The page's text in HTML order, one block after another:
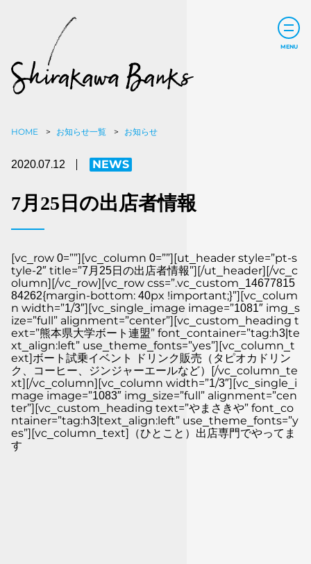
HOME お知らせ一覧 お知らせ
2020.07.12 NEWS
7月25日の出店者情報
[vc_row 0=””][vc_column 0=””][ut_header style=”pt-s
tyle-2″ title=”7月25日の出店者情報”][/ut_header][/vc_c
olumn][/vc_row][vc_row css=”.vc_custom_14677815
84262{margin-bottom: 40px !important;}”][vc_colum
n width=”1/3″][vc_single_image image=”1081″ img_s
ize=”full” alignment=”center”][vc_custom_heading t
ext=”熊本県大学ボート連盟” font_container=”tag:h3|te
xt_align:left” use_theme_fonts=”yes”][vc_column_t
ext]ボート試乗イベント ドリンク販売（タピオカドリン
ク、コーヒー、ジンジャーエールなど）[/vc_column_te
xt][/vc_column][vc_column width=”1/3″][vc_single_i
mage image=”1083″ img_size=”full” alignment=”cen
ter”][vc_custom_heading text=”やまさきや” font_co
ntainer=”tag:h3|text_align:left” use_theme_fonts=”y
es”][vc_column_text]（ひとこと）出店専門でやってま
す